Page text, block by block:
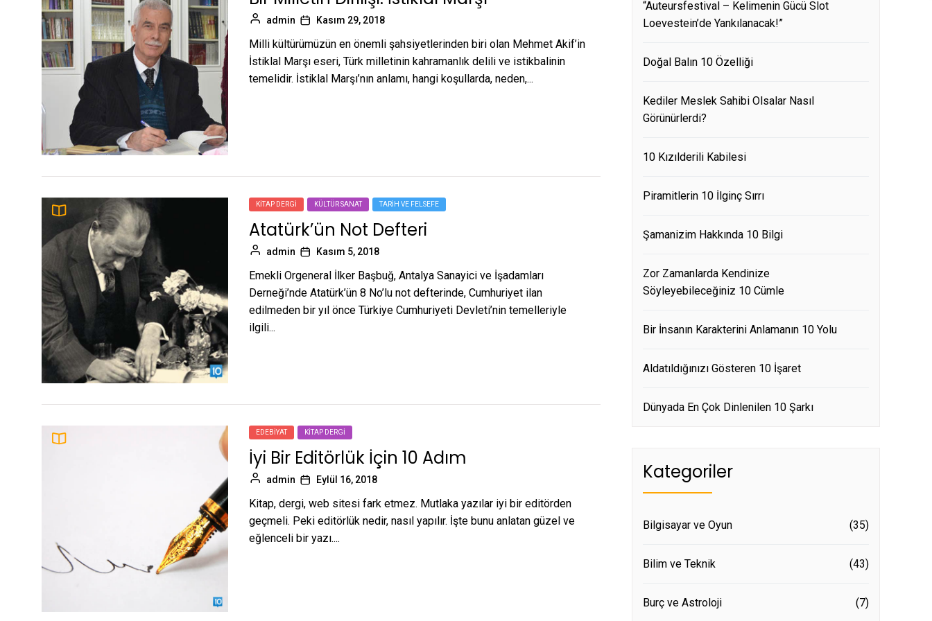
admin Kasım 29, 2018
Milli kültürümüzün en önemli şahsiyetlerinden biri olan Mehmet Akif’in
İstiklal Marşı eseri, Türk milletinin kahramanlık delili ve istikbalinin
temelidir. İstiklal Marşı’nın anlamı, hangi koşullarda, neden,...
KITAP DERGI KÜLTÜR SANAT TARIH VE FELSEFE
Atatürk’ün Not Defteri
admin Kasım 5, 2018
Emekli Orgeneral İlker Başbuğ, Antalya Sanayici ve İşadamları
Derneği’nde Atatürk’ün 8 No’lu not defterinde, Cumhuriyet ilan
edilmeden bir yıl önce Türkiye Cumhuriyeti Devleti’nin temelleriyle
ilgili...
EDEBIYAT KITAP DERGI
İyi Bir Editörlük İçin 10 Adım
admin Eylül 16, 2018
Kitap, dergi, web sitesi fark etmez. Mutlaka yazılar iyi bir editörden
geçmeli. Peki editörlük nedir, nasıl yapılır. İşte bunu anlatan güzel ve
eğlenceli bir yazı....
“Auteursfestival – Kelimenin Gücü Slot
Loevestein’de Yankılanacak!”
Doğal Balın 10 Özelliği
Kediler Meslek Sahibi Olsalar Nasıl
Görünürlerdi?
10 Kızılderili Kabilesi
Piramitlerin 10 İlginç Sırrı
Şamanizim Hakkında 10 Bilgi
Zor Zamanlarda Kendinize
Söyleyebileceğiniz 10 Cümle
Bir İnsanın Karakterini Anlamanın 10 Yolu
Aldatıldığınızı Gösteren 10 İşaret
Dünyada En Çok Dinlenilen 10 Şarkı
Kategoriler
Bilgisayar ve Oyun (35)
Bilim ve Teknik (43)
Burç ve Astroloji (7)